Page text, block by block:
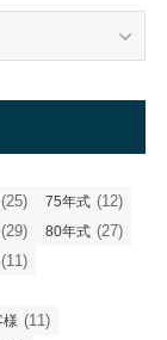
(25) 75年式 (12)
(29) 80年式 (27)
(11)
様 (11)